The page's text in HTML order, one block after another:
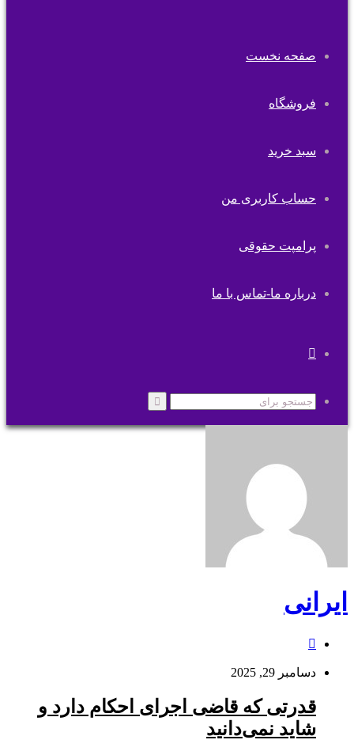
صفحه نخست
فروشگاه
سبد خرید
حساب کاربری من
پرامپت حقوقی
درباره ما-تماس با ما
پوسته
جستجو
برای
ایرانی
دسامبر 29, 2025
قدرتی که قاضی اجرای احکام دارد و
شاید نمی‌دانید